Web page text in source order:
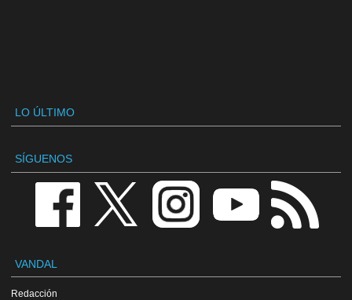
LO ÚLTIMO
SÍGUENOS
VANDAL
Redacción